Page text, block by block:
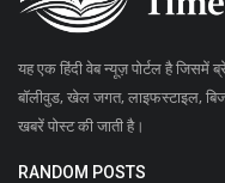
यह एक हिंदी वेब न्यूज़ पोर्टल है जिसमें
बॉलीवुड, खेल जगत, लाइफस्टाइल,
खबरें पोस्ट की जाती है।
RANDOM POSTS